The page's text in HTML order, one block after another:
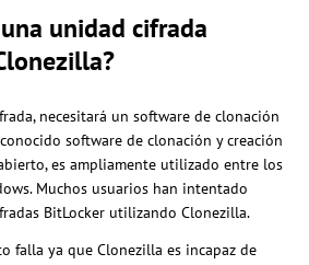
unidad cifrada
necesitará un software de clonación
software de clonación y creación
es ampliamente utilizado entre los
Muchos usuarios han intentado
BitLocker utilizando Clonezilla.
falla ya que Clonezilla es incapaz de